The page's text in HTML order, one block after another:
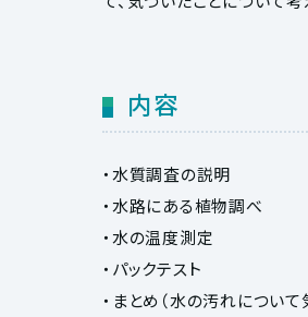
内容
・水質調査の説明
・水路にある植物調べ
・水の温度測定
・パックテスト
・まとめ（水の汚れについ